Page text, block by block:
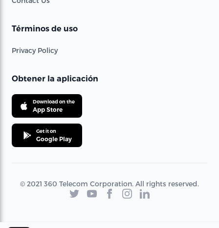
Términos de uso
Privacy Policy
Obtener la aplicación
Download on the
App Store
Get it on
Google Play
© 2021 360 Telecom Corporation. All rights reserved.